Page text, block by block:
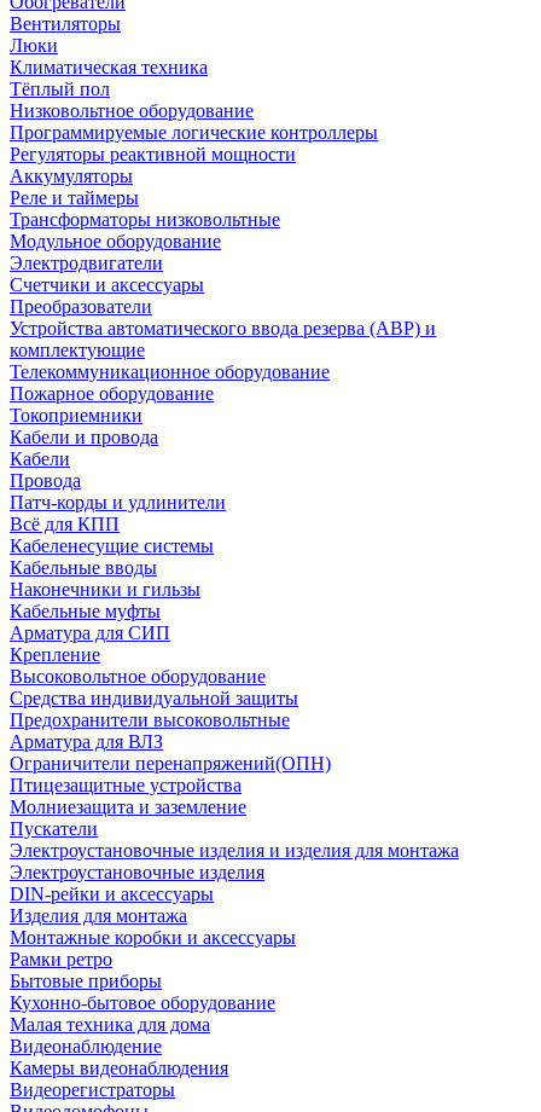
Вентиляторы
Люки
Климатическая техника
Тёплый пол
Низковольтное оборудование
Программируемые логические контроллеры
Регуляторы реактивной мощности
Аккумуляторы
Реле и таймеры
Трансформаторы низковольтные
Модульное оборудование
Электродвигатели
Счетчики и аксессуары
Преобразователи
Устройства автоматического ввода резерва (АВР) и
комплектующие
Телекоммуникационное оборудование
Пожарное оборудование
Токоприемники
Кабели и провода
Кабели
Провода
Патч-корды и удлинители
Всё для КПП
Кабеленесущие системы
Кабельные вводы
Наконечники и гильзы
Кабельные муфты
Арматура для СИП
Крепление
Высоковольтное оборудование
Средства индивидуальной защиты
Предохранители высоковольтные
Арматура для ВЛЗ
Ограничители перенапряжений(ОПН)
Птицезащитные устройства
Молниезащита и заземление
Пускатели
Электроустановочные изделия и изделия для монтажа
Электроустановочные изделия
DIN-рейки и аксессуары
Изделия для монтажа
Монтажные коробки и аксессуары
Рамки ретро
Бытовые приборы
Кухонно-бытовое оборудование
Малая техника для дома
Видеонаблюдение
Камеры видеонаблюдения
Видеорегистраторы